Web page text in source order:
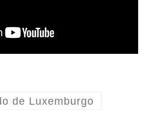
de Luxemburgo